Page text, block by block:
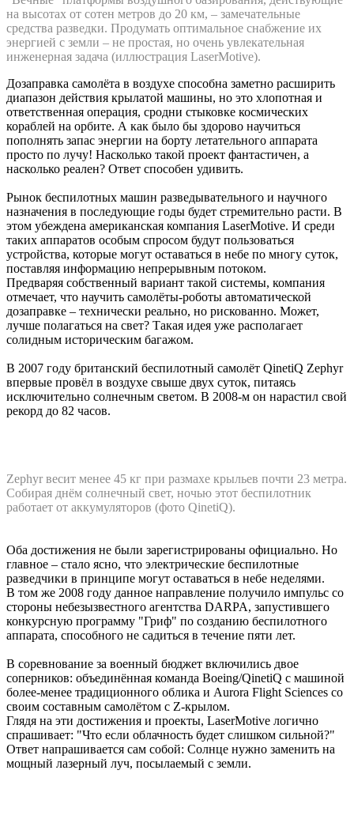
на высотах от сотен метров до 20 км, – замечательные
средства разведки. Продумать оптимальное снабжение их
энергией с земли – не простая, но очень увлекательная
инженерная задача (иллюстрация LaserMotive).
Дозаправка самолёта в воздухе способна заметно расширить
диапазон действия крылатой машины, но это хлопотная и
ответственная операция, сродни стыковке космических
кораблей на орбите. А как было бы здорово научиться
пополнять запас энергии на борту летательного аппарата
просто по лучу! Насколько такой проект фантастичен, а
насколько реален? Ответ способен удивить.
Рынок беспилотных машин разведывательного и научного
назначения в последующие годы будет стремительно расти. В
этом убеждена американская компания LaserMotive. И среди
таких аппаратов особым спросом будут пользоваться
устройства, которые могут оставаться в небе по многу суток,
поставляя информацию непрерывным потоком.
Предваряя собственный вариант такой системы, компания
отмечает, что научить самолёты-роботы автоматической
дозаправке – технически реально, но рискованно. Может,
лучше полагаться на свет? Такая идея уже располагает
солидным историческим багажом.
В 2007 году британский беспилотный самолёт QinetiQ Zephyr
впервые провёл в воздухе свыше двух суток, питаясь
исключительно солнечным светом. В 2008-м он нарастил свой
рекорд до 82 часов.
Zephyr весит менее 45 кг при размахе крыльев почти 23 метра.
Собирая днём солнечный свет, ночью этот беспилотник
работает от аккумуляторов (фото QinetiQ).
Оба достижения не были зарегистрированы официально. Но
главное – стало ясно, что электрические беспилотные
разведчики в принципе могут оставаться в небе неделями.
В том же 2008 году данное направление получило импульс со
стороны небезызвестного агентства DARPA, запустившего
конкурсную программу "Гриф" по созданию беспилотного
аппарата, способного не садиться в течение пяти лет.
В соревнование за военный бюджет включились двое
соперников: объединённая команда Boeing/QinetiQ с машиной
более-менее традиционного облика и Aurora Flight Sciences со
своим составным самолётом с Z-крылом.
Глядя на эти достижения и проекты, LaserMotive логично
спрашивает: "Что если облачность будет слишком сильной?"
Ответ напрашивается сам собой: Солнце нужно заменить на
мощный лазерный луч, посылаемый с земли.